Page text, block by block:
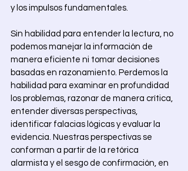
y los impulsos fundamentales.
Sin habilidad para entender la lectura, no
podemos manejar la información de
manera eficiente ni tomar decisiones
basadas en razonamiento. Perdemos la
habilidad para examinar en profundidad
los problemas, razonar de manera crítica,
entender diversas perspectivas,
identificar falacias lógicas y evaluar la
evidencia. Nuestras perspectivas se
conforman a partir de la retórica
alarmista y el sesgo de confirmación, en